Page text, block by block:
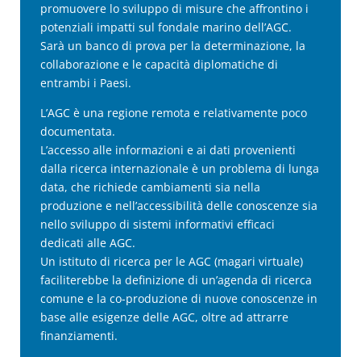
promuovere lo sviluppo di misure che affrontino i
potenziali impatti sul fondale marino dell’AGC.
Sarà un banco di prova per la determinazione, la
collaborazione e le capacità diplomatiche di
entrambi i Paesi.
L’AGC è una regione remota e relativamente poco
documentata.
L’accesso alle informazioni e ai dati provenienti
dalla ricerca internazionale è un problema di lunga
data, che richiede cambiamenti sia nella
produzione e nell’accessibilità delle conoscenze sia
nello sviluppo di sistemi informativi efficaci
dedicati alle AGC.
Un istituto di ricerca per le AGC (magari virtuale)
faciliterebbe la definizione di un’agenda di ricerca
comune e la co-produzione di nuove conoscenze in
base alle esigenze delle AGC, oltre ad attrarre
finanziamenti.